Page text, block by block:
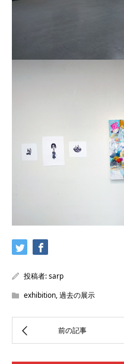
投稿者:sarp
exhibition,過去の展示